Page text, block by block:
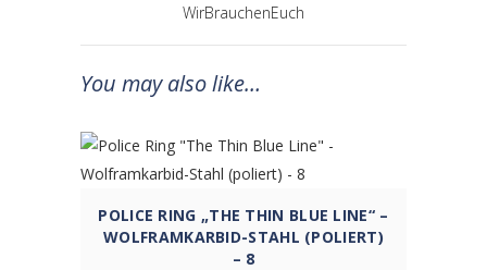
WirBrauchenEuch
You may also like…
POLICE RING „THE THIN BLUE LINE“ –
WOLFRAMKARBID-STAHL (POLIERT)
– 8